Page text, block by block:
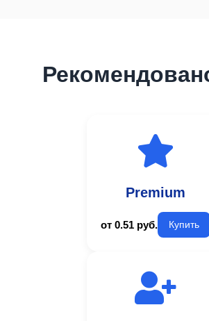
Premium
от 0.51 руб. Купить